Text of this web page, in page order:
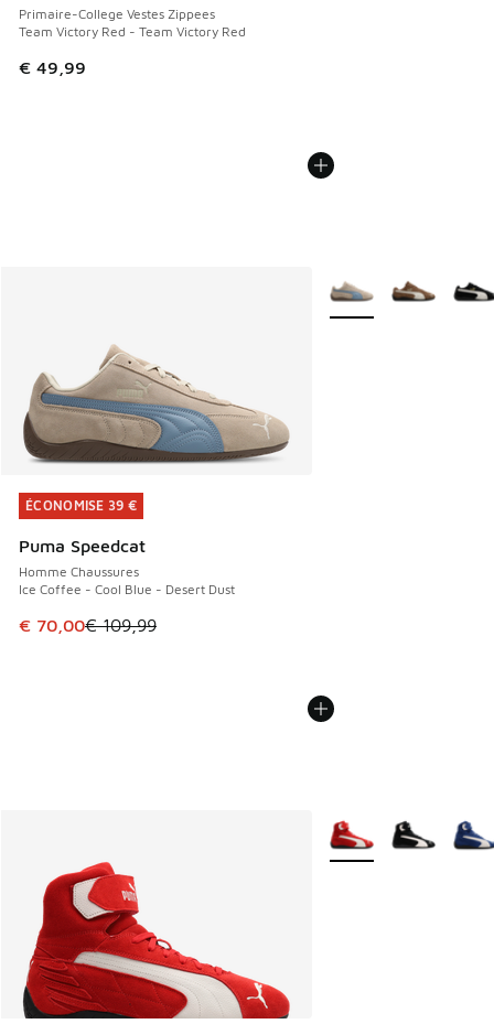
Primaire-College Vestes Zippees
Team Victory Red - Team Victory Red
€ 49,99
ÉCONOMISE 39 €
Puma Speedcat
Homme Chaussures
Ice Coffee - Cool Blue - Desert Dust
Cet article est en promotion. Prix en baisse de € 109,99 à
€ 70,00€ 109,99
ÉCONOMISE 39 €
Plus de couleurs
Plus de couleurs